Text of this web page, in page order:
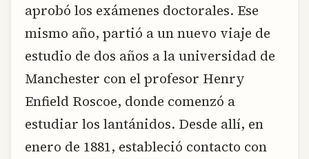
aprobó los exámenes doctorales. Ese
mismo año, partió a un nuevo viaje de
estudio de dos años a la universidad de
Manchester con el profesor Henry
Enfield Roscoe, donde comenzó a
estudiar los lantánidos. Desde allí, en
enero de 1881, estableció contacto con